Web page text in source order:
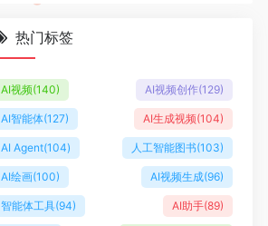
热门标签
AI视频(140) AI视频创作(129)
AI智能体(127) AI生成视频(104)
AI Agent(104) 人工智能图书(103)
AI绘画(100) AI视频生成(96)
智能体工具(94) AI助手(89)